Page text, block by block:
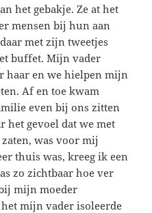
het gebakje. Ze at het
mensen bij hun aan
met zijn tweetjes
buffet. Mijn vader
haar en we hielpen mijn
Af en toe kwam
even bij ons zitten
het gevoel dat we met
was voor mij
thuis was, kreeg ik een
zo zichtbaar hoe ver
mijn moeder
mijn vader isoleerde